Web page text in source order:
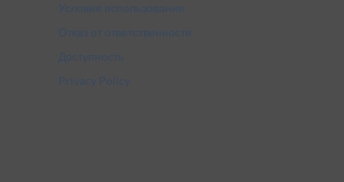
Условия использования
Отказ от ответственности
Доступность
Privacy Policy